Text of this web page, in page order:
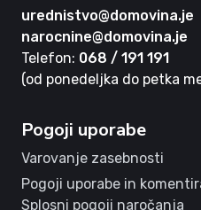
urednistvo@domovina.je
narocnine@domovina.je
Telefon: 068 / 191 191
(od ponedeljka do petka
Pogoji uporabe
Varovanje zasebnosti
Pogoji uporabe in
Splosni pogoji naročanja